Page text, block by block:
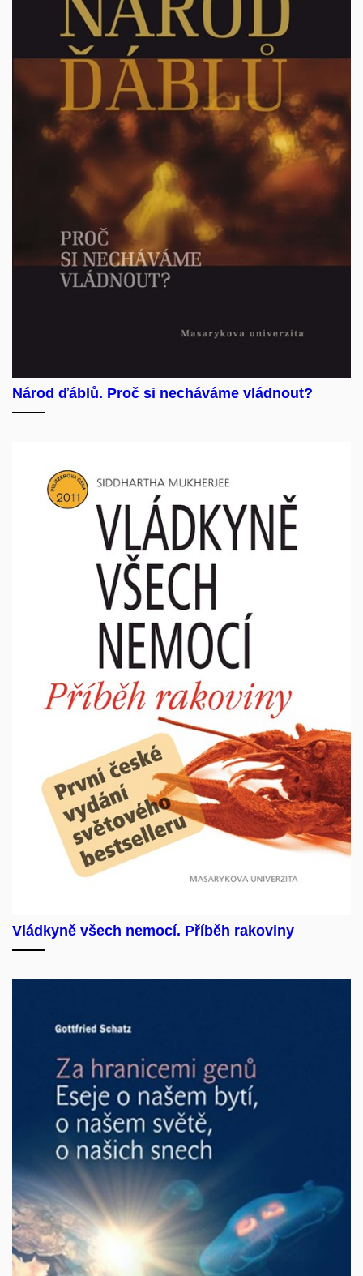
Národ ďáblů. Proč si necháváme vládnout?
Vládkyně všech nemocí. Příběh rakoviny